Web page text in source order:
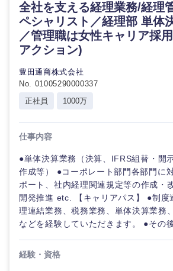
全社を支える経理業務/経理
ペシャリスト／経理部 単体
／管理職は女性キャリア採
アクション)
豊田通商株式会社
No. 01005290000337
正社員
1000万
仕事内容
●単体決算業務（決算、IFRS組替・開
作成等） ●コーポレート部門各部門に
ポート、社内経理関連規定等の作成・
開発推進 etc. 【キャリアパス】 ●制度
理連結業務、税務業務、単体決算業務
などを経験していただきます。 ●その後
経験・資格